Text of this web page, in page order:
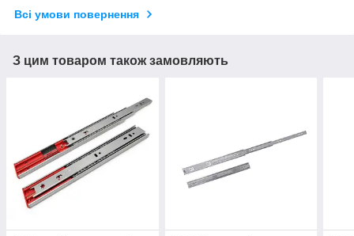
Всі умови повернення
З цим товаром також замовляють